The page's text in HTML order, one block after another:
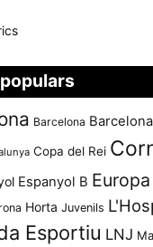
Barcelona
Copa del Rei
Espanyol B Europa
Horta Juvenils
Esportiu LNJ